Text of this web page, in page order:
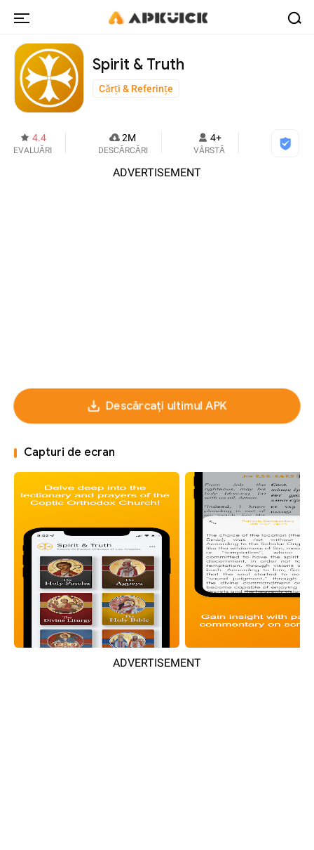
Spirit & Truth
Cărți & Referințe
4.4
EVALUĂRI
2M
DESCĂRCĂRI
4+
VÂRSTĂ
ADVERTISEMENT
Descărcați ultimul APK
Capturi de ecran
ADVERTISEMENT